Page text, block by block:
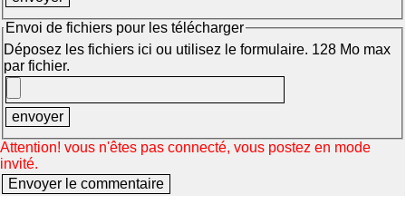
Envoi de fichiers pour les télécharger
Déposez les fichiers ici ou utilisez le formulaire. 128 Mo max
par fichier.
Attention! vous n'êtes pas connecté, vous postez en mode
invité.